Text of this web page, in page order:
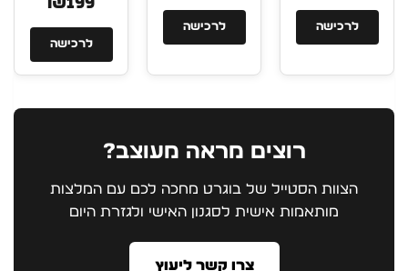
לרכישה לרכישה
₪199
לרכישה
רוצים מראה מעוצב?
הצוות הסטייל של בוגרט מחכה לכם עם המלצות
מותאמות אישית לסגנון האישי ולגזרת היום
צרו קשר ליעוץ